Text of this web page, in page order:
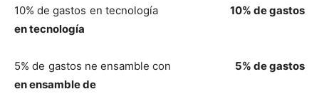
10% de gastos en tecnología 10% de gastos
en tecnología
5% de gastos ne ensamble con 5% de gastos
en ensamble de